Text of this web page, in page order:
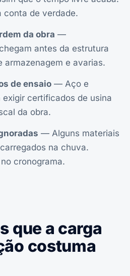
conta de verdade.
da obra —
antes da estrutura
armazenagem e avarias.
de ensaio — Aço e
certificados de usina
da obra.
— Alguns materiais
na chuva.
cronograma.
que a carga
costuma